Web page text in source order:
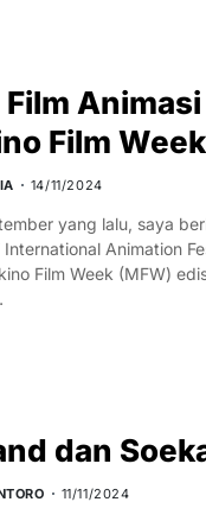
Film
14/11/2024
yang lalu, saya
International Animation
Film Week (MFW)
dan
11/11/2024